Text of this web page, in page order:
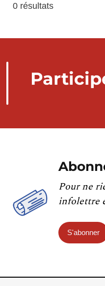
0 résultats
Pour ne
infolettre
S'abonner